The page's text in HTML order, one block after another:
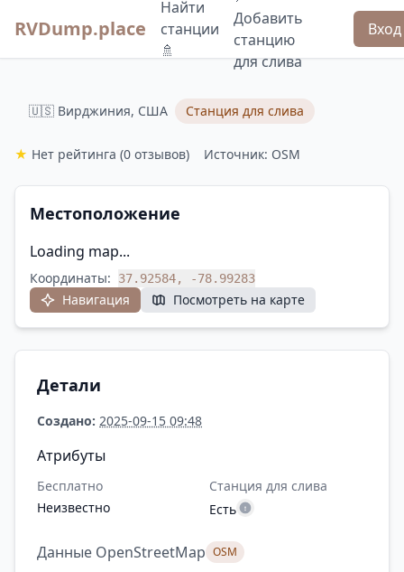
RVDump.place
Найти
станции
🚿
Добавить
станцию
для слива
Вход
🇺🇸 Вирджиния, США Станция для слива
★ Нет рейтинга (0 отзывов) Источник: OSM
Местоположение
Loading map...
Координаты: 37.92584, -78.99283
Навигация Посмотреть на карте
Детали
Создано: 2025-09-15 09:48
Атрибуты
Бесплатно
Неизвестно
Станция для слива
Есть
Данные OpenStreetMap OSM